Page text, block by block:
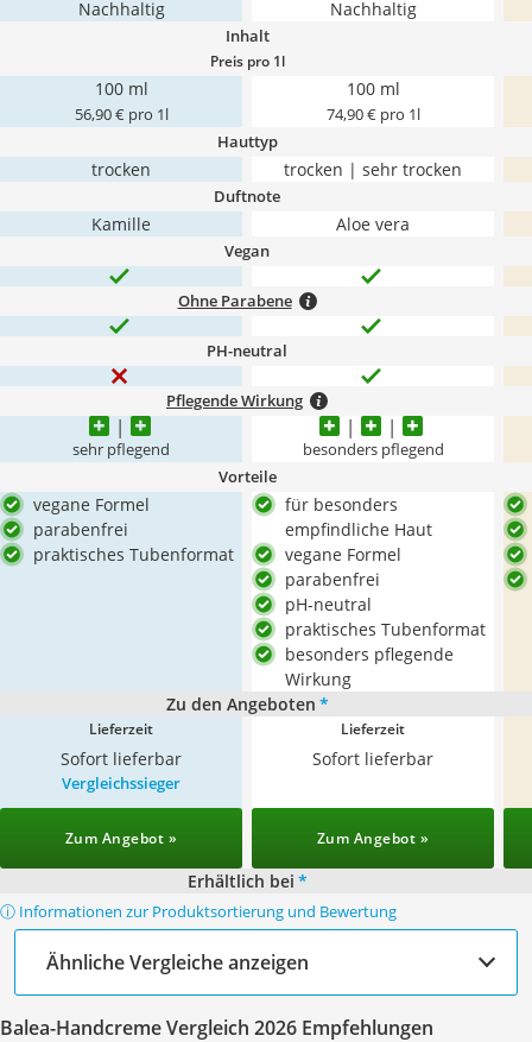
Nachhaltig Nachhaltig
Inhalt
Preis pro 1l
100 ml
56,90 € pro 1l
100 ml
74,90 € pro 1l
Hauttyp
trocken trocken | sehr trocken
Duftnote
Kamille Aloe vera
Vegan
Ohne Parabene
PH-neutral
Pflegende Wirkung
sehr pflegend besonders pflegend
Vorteile
vegane Formel
parabenfrei
praktisches Tubenformat
für besonders
empfindliche Haut
vegane Formel
parabenfrei
pH-neutral
praktisches Tubenformat
besonders pflegende
Wirkung
Zu den Angeboten *
Lieferzeit
Sofort lieferbar
Lieferzeit
Sofort lieferbar
Vergleichssieger
Zum Angebot » Zum Angebot »
Erhältlich bei *
ⓘ Informationen zur Produktsortierung und Bewertung
Ähnliche Vergleiche anzeigen
Balea-Handcreme Vergleich 2026 Empfehlungen